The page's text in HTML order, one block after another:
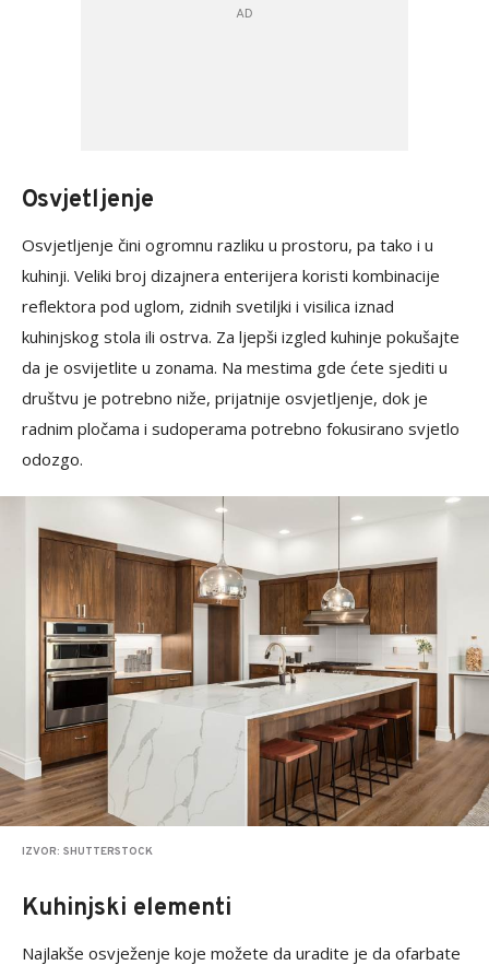
Osvjetljenje
Osvjetljenje čini ogromnu razliku u prostoru, pa tako i u
kuhinji. Veliki broj dizajnera enterijera koristi kombinacije
reflektora pod uglom, zidnih svetiljki i visilica iznad
kuhinjskog stola ili ostrva. Za ljepši izgled kuhinje pokušajte
da je osvijetlite u zonama. Na mestima gde ćete sjediti u
društvu je potrebno niže, prijatnije osvjetljenje, dok je
radnim pločama i sudoperama potrebno fokusirano svjetlo
odozgo.
IZVOR: SHUTTERSTOCK
Kuhinjski elementi
Najlakše osvježenje koje možete da uradite je da ofarbate